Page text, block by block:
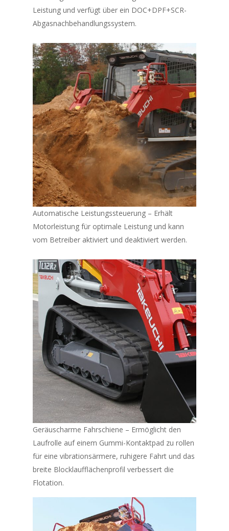
Leistung und verfügt über ein DOC+DPF+SCR-
Abgasnachbehandlungssystem.
Automatische Leistungssteuerung – Erhält
Motorleistung für optimale Leistung und kann
vom Betreiber aktiviert und deaktiviert werden.
Geräuscharme Fahrschiene – Ermöglicht den
Laufrolle auf einem Gummi-Kontaktpad zu rollen
für eine vibrationsärmere, ruhigere Fahrt und das
breite Blocklaufflächenprofil verbessert die
Flotation.